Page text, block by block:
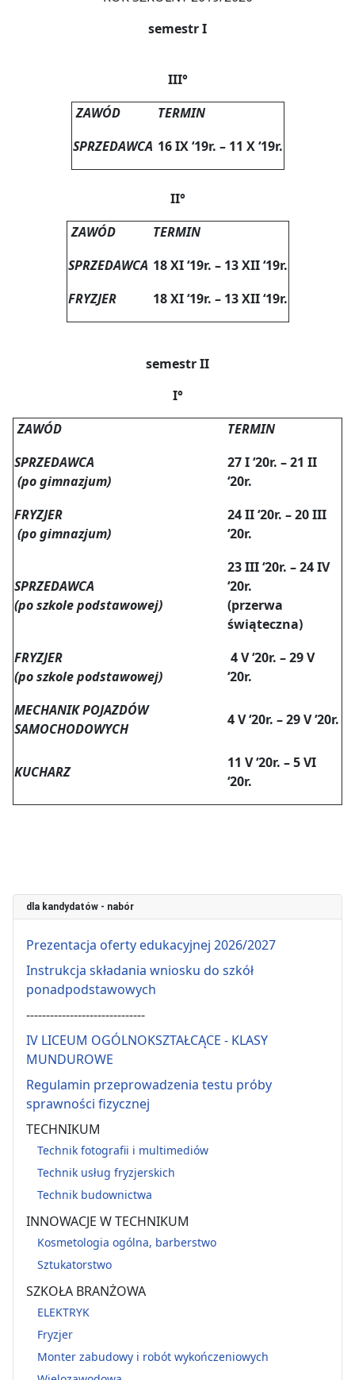
semestr I
III°
ZAWÓD
TERMIN
SPRZEDAWCA 16 IX ‘19r. – 11 X ‘19r.
II°
ZAWÓD
TERMIN
SPRZEDAWCA 18 XI ‘19r. – 13 XII ‘19r.
FRYZJER
18 XI ‘19r. – 13 XII ‘19r.
semestr II
I°
ZAWÓD
TERMIN
SPRZEDAWCA
(po gimnazjum)
27 I ‘20r. – 21 II
‘20r.
FRYZJER
(po gimnazjum)
24 II ‘20r. – 20 III
‘20r.
SPRZEDAWCA
(po szkole podstawowej)
23 III ‘20r. – 24 IV
‘20r.
(przerwa
świąteczna)
FRYZJER
(po szkole podstawowej)
4 V ‘20r. – 29 V
‘20r.
MECHANIK POJAZDÓW
SAMOCHODOWYCH
4 V ‘20r. – 29 V ‘20r.
KUCHARZ
11 V ‘20r. – 5 VI
‘20r.
dla kandydatów - nabór
Prezentacja oferty edukacyjnej 2026/2027
Instrukcja składania wniosku do szkół
ponadpodstawowych
------------------------------
IV LICEUM OGÓLNOKSZTAŁCĄCE - KLASY
MUNDUROWE
Regulamin przeprowadzenia testu próby
sprawności fizycznej
TECHNIKUM
Technik fotografii i multimediów
Technik usług fryzjerskich
Technik budownictwa
INNOWACJE W TECHNIKUM
Kosmetologia ogólna, barberstwo
Sztukatorstwo
SZKOŁA BRANŻOWA
ELEKTRYK
Fryzjer
Monter zabudowy i robót wykończeniowych